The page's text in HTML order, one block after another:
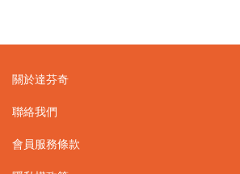
關於達芬奇
聯絡我們
會員服務條款